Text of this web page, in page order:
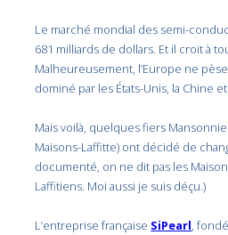
Le marché mondial des semi-
681 milliards de dollars. Et il croit à
Malheureusement, l’Europe ne
dominé par les États-Unis, la Chine et
Mais voilà, quelques fiers
Maisons-Laffitte) ont décidé de
documenté, on ne dit pas les
Laffitiens. Moi aussi je suis déçu.)
L’entreprise française SiPearl,